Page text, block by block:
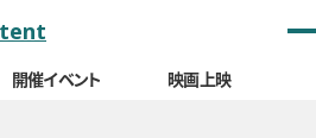
開催イベント 映画上映